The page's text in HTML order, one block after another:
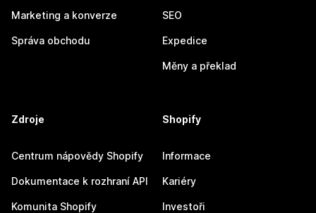
Marketing a konverze
Správa obchodu
SEO
Expedice
Měny a překlad
Zdroje
Centrum nápovědy Shopify
Dokumentace k rozhraní API
Komunita Shopify
Shopify
Informace
Kariéry
Investoři